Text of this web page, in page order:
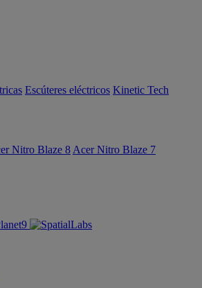
Escúteres eléctricos Kinetic Tech
Nitro Blaze 8 Acer Nitro Blaze 7